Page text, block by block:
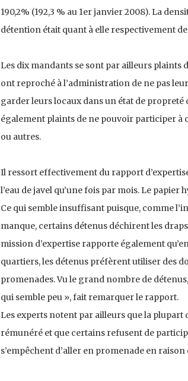
190,2% (192,3 % au 1er janvier 2008). La
détention était quant à elle respectivement de
Les dix mandants se sont par ailleurs plaints
ont reproché à l’administration de ne pas
garder leurs locaux dans un état de propreté
également plaints de ne pouvoir participer à
ou autres.
Il ressort effectivement du rapport
l’eau de javel qu’une fois par mois. Le
Ce qui semble insuffisant puisque, comme
manque, certains détenus déchirent les
mission d’expertise rapporte également
quartiers, les détenus préfèrent utiliser des
promenades. Vu le grand nombre de
qui semble peu », fait remarquer le rapport.
Les experts notent par ailleurs que la plupart
rémunéré et que certains refusent de
s’empêchent d’aller en promenade en